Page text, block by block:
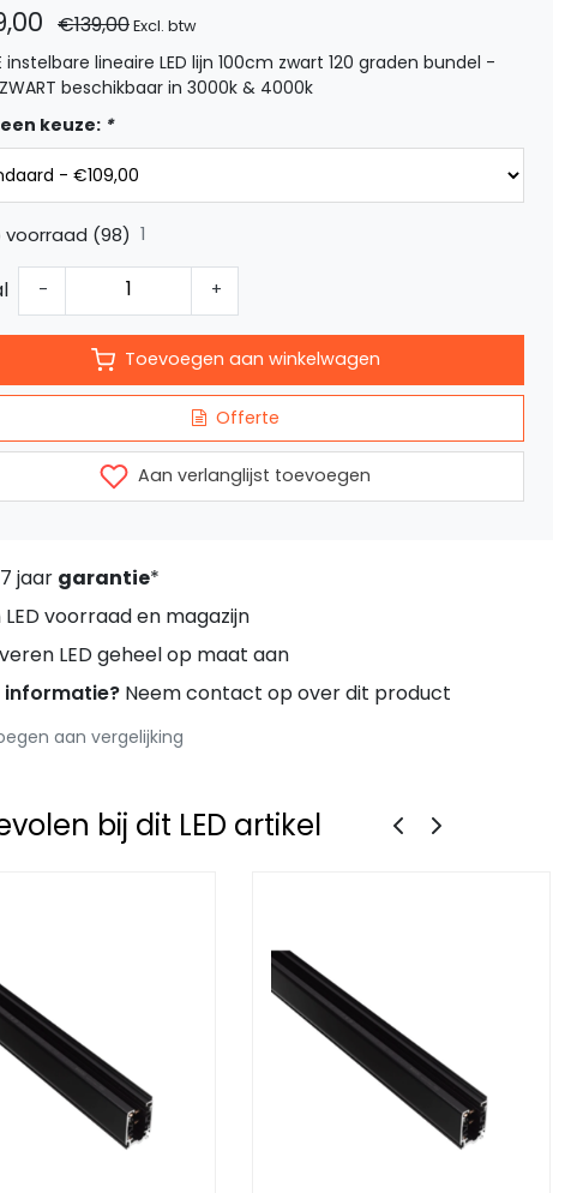
€139,00Excl. btw
instelbare lineaire LED lijn 100cm zwart 120 graden bundel -
beschikbaar in 3000k & 4000k
keuze: *
voorraad (98) 1
- +
Toevoegen aan winkelwagen
Offerte
Aan verlanglijst toevoegen
jaar garantie*
LED voorraad en magazijn
LED geheel op maat aan
informatie? Neem contact op over dit product
aan vergelijking
bij dit LED artikel